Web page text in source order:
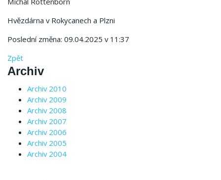
Hvězdárna v Rokycanech a Plzni
Poslední změna: 09.04.2025 v 11:37
Zpět
Archiv
Archiv 2010
Archiv 2009
Archiv 2008
Archiv 2007
Archiv 2006
Archiv 2005
Archiv 2004